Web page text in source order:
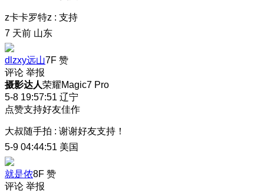
z卡卡罗特z : 支持
7 天前 山东
dlzxy远山7F 赞
评论 举报
摄影达人荣耀Magic7 Pro
5-8 19:57:51 辽宁
点赞支持好友佳作
大叔随手拍 : 谢谢好友支持！
5-9 04:44:51 美国
就是侬8F 赞
评论 举报